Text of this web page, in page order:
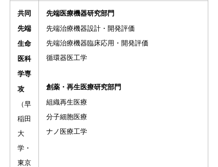
共同
先端
生命
医科
学専
攻
（早
稲田
大
学・
東京
先端医療機器研究部門
先端治療機器設計・開発評価
先端治療機器臨床応用・開発評価
循環器医工学
創薬・再生医療研究部門
組織再生医療
分子細胞医療
ナノ医療工学